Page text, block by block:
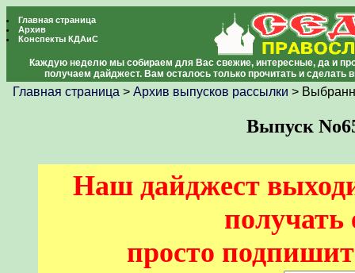
Главная страница
Архив
Конспекты КДАиС
Каждую неделю мы собираем для Вас свежие, интересные, да и
получаем дайджест. Вам осталось только прочитать и
Главная страница > Архив выпусков рассылки >
Выпуск
Наш дайджест
просто